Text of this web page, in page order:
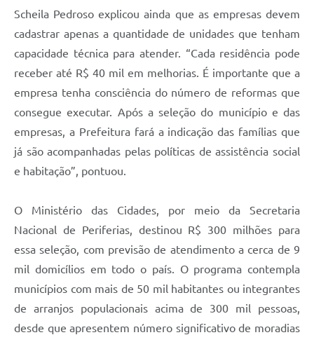
Scheila Pedroso explicou ainda que as empresas devem
cadastrar apenas a quantidade de unidades que tenham
capacidade técnica para atender. “Cada residência pode
receber até R$ 40 mil em melhorias. É importante que a
empresa tenha consciência do número de reformas que
consegue executar. Após a seleção do município e das
empresas, a Prefeitura fará a indicação das famílias que
já são acompanhadas pelas políticas de assistência social
e habitação”, pontuou.
O Ministério das Cidades, por meio da Secretaria
Nacional de Periferias, destinou R$ 300 milhões para
essa seleção, com previsão de atendimento a cerca de 9
mil domicílios em todo o país. O programa contempla
municípios com mais de 50 mil habitantes ou integrantes
de arranjos populacionais acima de 300 mil pessoas,
desde que apresentem número significativo de moradias